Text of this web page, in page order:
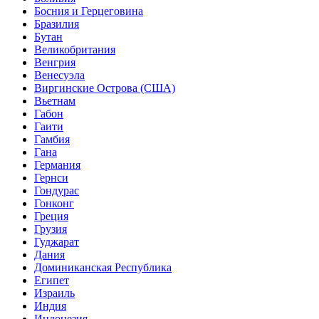
Босния и Герцеговина
Бразилия
Бутан
Великобритания
Венгрия
Венесуэла
Виргинские Острова (США)
Вьетнам
Габон
Гаити
Гамбия
Гана
Германия
Гернси
Гондурас
Гонконг
Греция
Грузия
Гуджарат
Дания
Доминиканская Республика
Египет
Израиль
Индия